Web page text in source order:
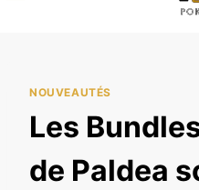
NOUVEAUTÉS
Les
de Paldea